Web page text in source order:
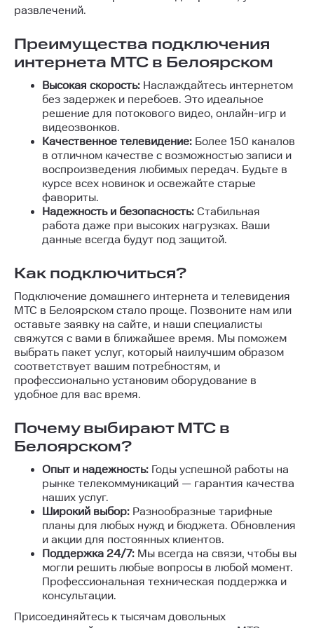
развлечений.
Преимущества подключения
интернета МТС в Белоярском
Высокая скорость: Наслаждайтесь интернетом
без задержек и перебоев. Это идеальное
решение для потокового видео, онлайн-игр и
видеозвонков.
Качественное телевидение: Более 150 каналов
в отличном качестве с возможностью записи и
воспроизведения любимых передач. Будьте в
курсе всех новинок и освежайте старые
фавориты.
Надежность и безопасность: Стабильная
работа даже при высоких нагрузках. Ваши
данные всегда будут под защитой.
Как подключиться?
Подключение домашнего интернета и телевидения
МТС в Белоярском стало проще. Позвоните нам или
оставьте заявку на сайте, и наши специалисты
свяжутся с вами в ближайшее время. Мы поможем
выбрать пакет услуг, который наилучшим образом
соответствует вашим потребностям, и
профессионально установим оборудование в
удобное для вас время.
Почему выбирают МТС в
Белоярском?
Опыт и надежность: Годы успешной работы на
рынке телекоммуникаций — гарантия качества
наших услуг.
Широкий выбор: Разнообразные тарифные
планы для любых нужд и бюджета. Обновления
и акции для постоянных клиентов.
Поддержка 24/7: Мы всегда на связи, чтобы вы
могли решить любые вопросы в любой момент.
Профессиональная техническая поддержка и
консультации.
Присоединяйтесь к тысячам довольных